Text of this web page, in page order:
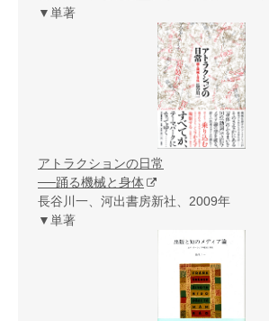
▼単著
アトラクションの日常
──踊る機械と身体
長谷川一、河出書房新社、2009年
▼単著